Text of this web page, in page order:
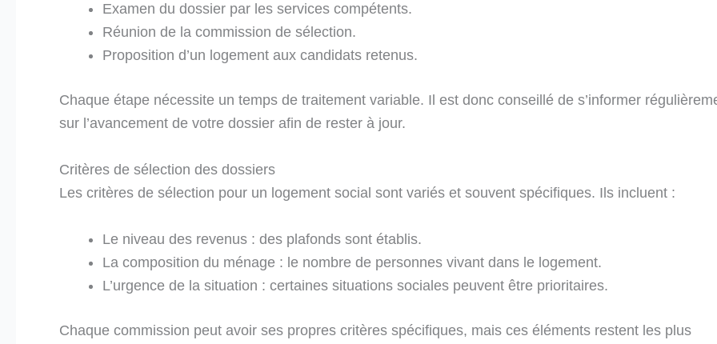
Examen du dossier par les services compétents.
Réunion de la commission de sélection.
Proposition d’un logement aux candidats retenus.
Chaque étape nécessite un temps de traitement variable. Il est donc conseillé de s’informer
sur l’avancement de votre dossier afin de rester à jour.
Critères de sélection des dossiers
Les critères de sélection pour un logement social sont variés et souvent spécifiques. Ils incluent :
Le niveau des revenus : des plafonds sont établis.
La composition du ménage : le nombre de personnes vivant dans le logement.
L’urgence de la situation : certaines situations sociales peuvent être prioritaires.
Chaque commission peut avoir ses propres critères spécifiques, mais ces éléments restent les plus